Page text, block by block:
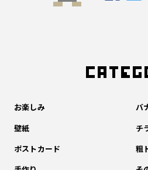
お楽しみ
バ
壁紙
チ
ポストカード
粗